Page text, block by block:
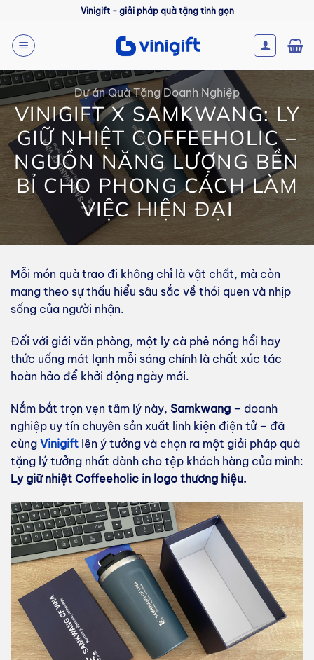
nội
dung
Vinigift - giải pháp quà tặng tinh gọn
Dự án Quà Tặng Doanh Nghiệp
VINIGIFT X SAMKWANG: LY
GIỮ NHIỆT COFFEEHOLIC –
NGUỒN NĂNG LƯỢNG BỀN
BỈ CHO PHONG CÁCH LÀM
VIỆC HIỆN ĐẠI
Mỗi món quà trao đi không chỉ là vật chất, mà còn
mang theo sự thấu hiểu sâu sắc về thói quen và nhịp
sống của người nhận.
Đối với giới văn phòng, một ly cà phê nóng hổi hay
thức uống mát lạnh mỗi sáng chính là chất xúc tác
hoàn hảo để khởi động ngày mới.
Nắm bắt trọn vẹn tâm lý này, Samkwang – doanh
nghiệp uy tín chuyên sản xuất linh kiện điện tử – đã
cùng Vinigift lên ý tưởng và chọn ra một giải pháp quà
tặng lý tưởng nhất dành cho tệp khách hàng của mình:
Ly giữ nhiệt Coffeeholic in logo thương hiệu.